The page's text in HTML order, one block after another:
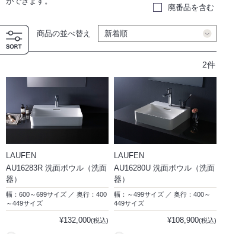
廃番品を含む
商品の並べ替え
2件
LAUFEN
AU16283R 洗面ボウル（洗面
器）
幅：600～699サイズ ／ 奥行：400
～449サイズ
¥132,000(税込)
LAUFEN
AU16280U 洗面ボウル（洗面
器）
幅：～499サイズ ／ 奥行：400～
449サイズ
¥108,900(税込)